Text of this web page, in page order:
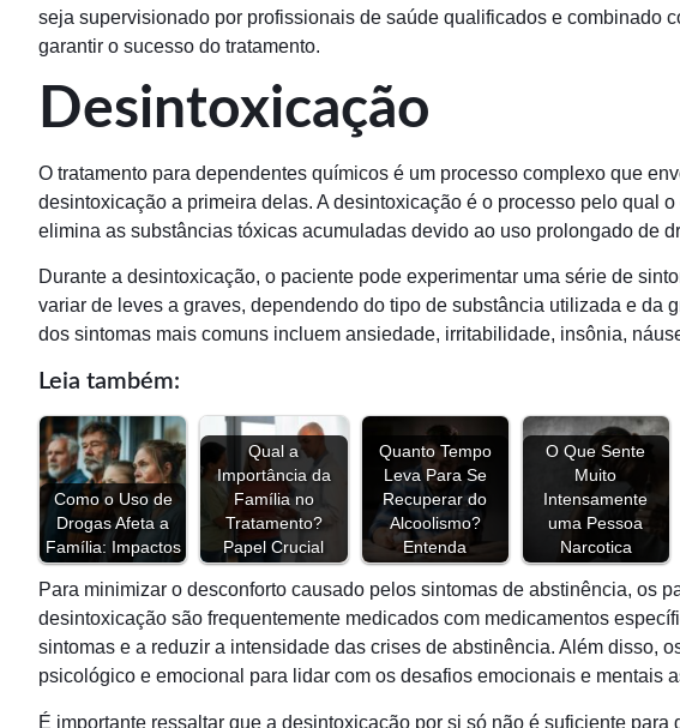
seja supervisionado por profissionais de saúde qualificados e combinado
garantir o sucesso do tratamento.
Desintoxicação
O tratamento para dependentes químicos é um processo complexo que
desintoxicação a primeira delas. A desintoxicação é o processo pelo qual
elimina as substâncias tóxicas acumuladas devido ao uso prolongado de
Durante a desintoxicação, o paciente pode experimentar uma série de
variar de leves a graves, dependendo do tipo de substância utilizada e da
dos sintomas mais comuns incluem ansiedade, irritabilidade, insônia,
Leia também:
Como o Uso de
Drogas Afeta a
Família: Impactos
Qual a
Importância da
Família no
Tratamento?
Papel Crucial
Quanto Tempo
Leva Para Se
Recuperar do
Alcoolismo?
Entenda
O Que Sente
Muito
Intensamente
uma Pessoa
Narcotica
Para minimizar o desconforto causado pelos sintomas de abstinência, os
desintoxicação são frequentemente medicados com medicamentos
sintomas e a reduzir a intensidade das crises de abstinência. Além disso,
psicológico e emocional para lidar com os desafios emocionais e mentais
É importante ressaltar que a desintoxicação por si só não é suficiente para